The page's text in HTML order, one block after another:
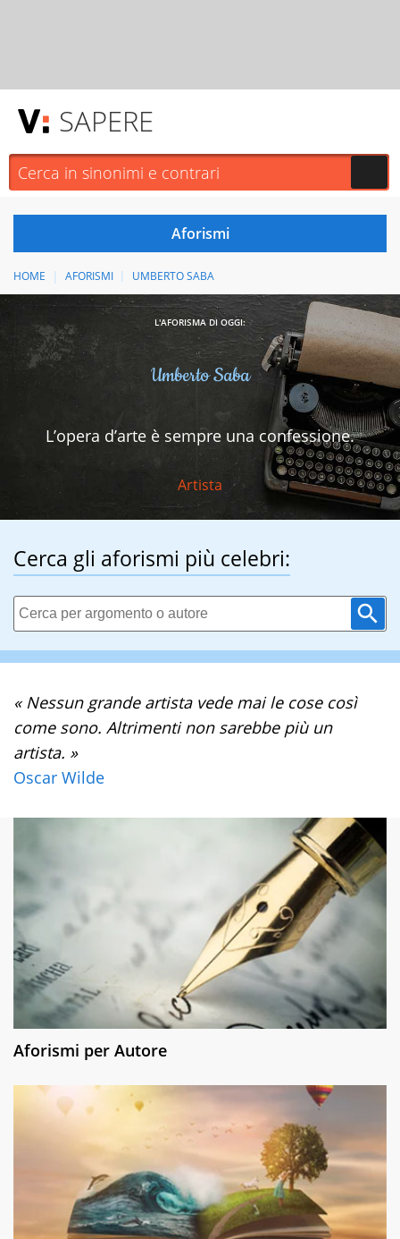
SAPERE
HOME AFORISMI UMBERTO SABA
L'AFORISMA DI OGGI:
Umberto Saba
L’opera d’arte è sempre una confessione.
Artista
Cerca gli aforismi più celebri:
« Nessun grande artista vede mai le cose così
come sono. Altrimenti non sarebbe più un
artista. »
Oscar Wilde
Aforismi per Autore